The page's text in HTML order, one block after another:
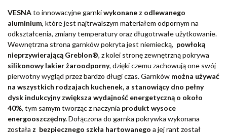
VESNAto innowacyjne garnkiwykonane z odlewanego
aluminium, które jest najtrwalszym materiałem odpornym na
odkształcenia, zmiany temperatury oraz długotrwałe użytkowanie.
Wewnętrzna strona garnków pokryta jest niemiecką, powłoką
nieprzywierającą Greblon®, z kolei stronę zewnętrzną pokrywa
silikonowy lakier żaroodporny, dzięki czemu zachowują one swój
pierwotny wygląd przez bardzo długi czas. Garnków można używać
na wszystkich rodzajach kuchenek, a stanowiący dno pełny
dysk indukcyjny zwiększa wydajność energetyczną o około
40%, tym samym tworząc z naczynia produkt wysoce
energooszczędny.Dołączona do garnka pokrywka wykonana
została z bezpiecznego szkła hartowanego a jej rant został